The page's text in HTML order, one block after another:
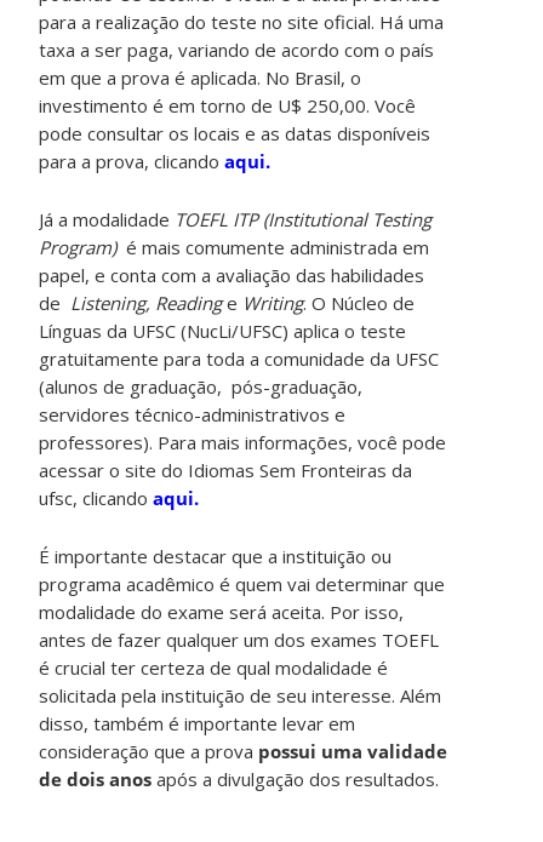
para a realização do teste no site oficial. Há uma
taxa a ser paga, variando de acordo com o país
em que a prova é aplicada. No Brasil, o
investimento é em torno de U$ 250,00. Você
pode consultar os locais e as datas disponíveis
para a prova, clicandoaqui.
Já a modalidade TOEFL ITP (Institutional Testing
Program)é mais comumente administrada em
papel, e conta com a avaliação das habilidades
de Listening, Readinge Writing. O Núcleo de
Línguas da UFSC (NucLi/UFSC) aplica o teste
gratuitamente para toda a comunidade da UFSC
(alunos de graduação, pós-graduação,
servidores técnico-administrativos e
professores). Para mais informações, você pode
acessar o site do Idiomas Sem Fronteiras da
ufsc, clicandoaqui.
É importante destacar que a instituição ou
programa acadêmico é quem vai determinar que
modalidade do exame será aceita. Por isso,
antes de fazer qualquer um dos exames TOEFL
é crucial ter certeza de qual modalidade é
solicitada pela instituição de seu interesse. Além
disso, também é importante levar em
consideração que a prova possui uma validade
de dois anos após a divulgação dos resultados.